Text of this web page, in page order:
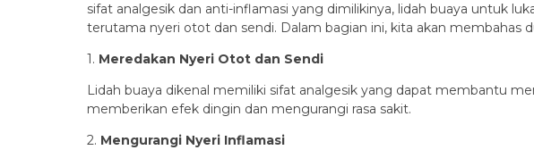
sifat analgesik dan anti-inflamasi yang dimilikinya, lidah buaya untuk
terutama nyeri otot dan sendi. Dalam bagian ini, kita akan membahas
1. Meredakan Nyeri Otot dan Sendi
Lidah buaya dikenal memiliki sifat analgesik yang dapat membantu
memberikan efek dingin dan mengurangi rasa sakit.
2. Mengurangi Nyeri Inflamasi